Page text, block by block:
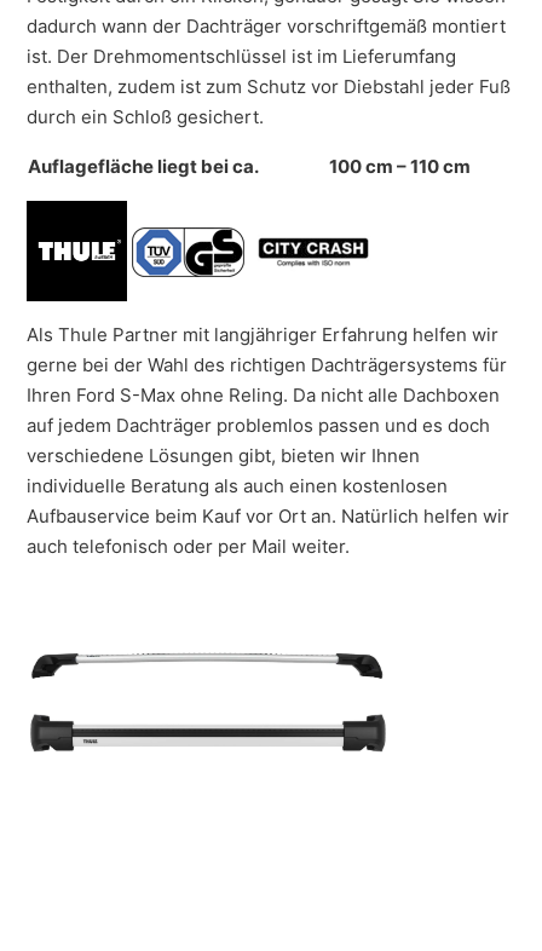
dadurch wann der Dachträger vorschriftgemäß montiert
ist. Der Drehmomentschlüssel ist im Lieferumfang
enthalten, zudem ist zum Schutz vor Diebstahl jeder Fuß
durch ein Schloß gesichert.
Auflagefläche liegt bei ca. 100 cm – 110 cm
Als Thule Partner mit langjähriger Erfahrung helfen wir
gerne bei der Wahl des richtigen Dachträgersystems für
Ihren Ford S-Max ohne Reling. Da nicht alle Dachboxen
auf jedem Dachträger problemlos passen und es doch
verschiedene Lösungen gibt, bieten wir Ihnen
individuelle Beratung als auch einen kostenlosen
Aufbauservice beim Kauf vor Ort an. Natürlich helfen wir
auch telefonisch oder per Mail weiter.